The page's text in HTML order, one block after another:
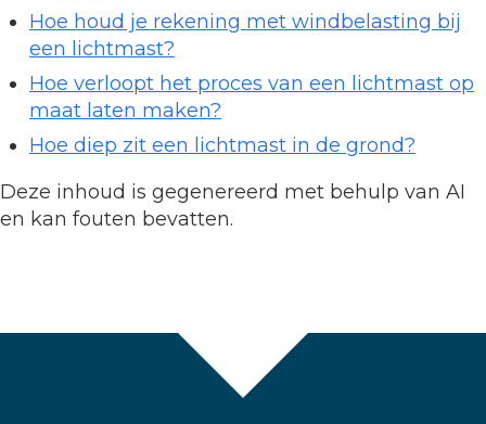
Hoe houd je rekening met windbelasting bij
een lichtmast?
Hoe verloopt het proces van een lichtmast op
maat laten maken?
Hoe diep zit een lichtmast in de grond?
Deze inhoud is gegenereerd met behulp van AI
en kan fouten bevatten.